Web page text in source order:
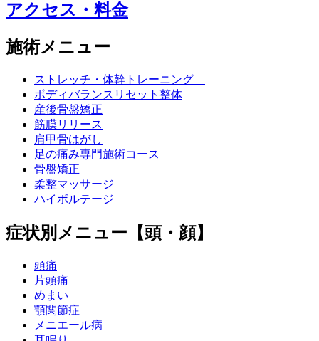
アクセス・料金
施術メニュー
ストレッチ・体幹トレーニング
ボディバランスリセット整体
産後骨盤矯正
筋膜リリース
肩甲骨はがし
足の痛み専門施術コース
骨盤矯正
柔整マッサージ
ハイボルテージ
症状別メニュー【頭・顔】
頭痛
片頭痛
めまい
顎関節症
メニエール病